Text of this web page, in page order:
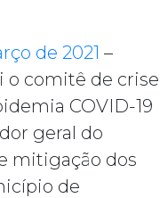
de 2021 –
o comitê de crise
COVID-19
geral do
mitigação dos
de